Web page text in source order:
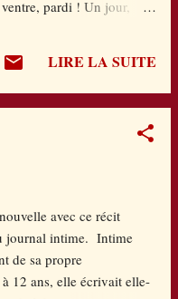
est aussi d'une très belle
v...
pardi ! Un jour,
qu'il n'en faut pas
Juste une tourne de
! Dans le ventre du loup,
en bonnet de nuit,
deux-là conviennent
ce ventre si
comme l'explique si bien
subtile : "J'ai peut-être
LIRE LA SUITE
avec ce récit
journal intime. Intime
de sa propre
12 ans, elle écrivait elle-